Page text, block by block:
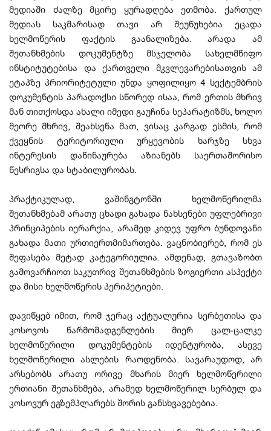
მედიაში ძალზე მცირე ყურადღება ეთმობა. ქართულ
მედიას საკმარისად თავი არ შეუწუხებია ეცადა
ხელმოწერის ფაქტის გაანალიზება. არადა ამ
შეთანხმების დოკუმენტზე მსჯელობა სახელმწიფო
ინსტიტუტებისა და ქართველი მკვლევარებისათვის ამ
ეტაპზე პრიორიტეტული უნდა ყოფილიყო 4 სექტემბრის
დოკუმენტის პარადოქსი სწორედ ისაა, რომ ერთის მხრივ
მან თითქოსდა ახალი იმედი გაუჩინა სეპარატიზმს, ხოლო
მეორე მხრივ, შეახსენა მათ, ვისაც კარგად ესმის, რომ
ქვეყნის ტერიტორიული ურყევობის ხარჯზე სხვა
ინტერესის დაწინაურება აზიანებს საერთაშორისო
წესრიგსა და სტაბილურობას.
პრაქტიკულად, ვაშინგტონში ხელმოწერილმა
შეთანხმებამ არათუ ცხადი გახადა ნახსენები უფლებრივი
პრინციპების იერარქია, არამედ კიდევ უფრო ბუნდოვანი
გახადა მათი ურთიერთმიმართება. ვაცნობიერებ, რომ ეს
შეფასება მეტად კატეგორიულია. ამდენად, გთავაზობთ
გამოვარჩიოთ საკუთრივ შეთანხმების ზოგიერთი ასპექტი
და მისი ხელმოწერის პერიპეტიები.
დავიწყებ იმით, რომ ჯერაც აქტუალურია სერბეთისა და
კოსოვოს წარმომადგენლების მიერ ცალ-ცალკე
ხელმოწერილი დოკუმენტების იდენტურობა, ასევე
ხელმოწერილი ასლების რაოდენობა. სავარაუდოდ, არ
არსებობს არათუ ორივე მხარის მიერ ხელმოწერილი
ერთიანი შეთანხმება, არამედ ხელმოწერილ სერბულ და
კოსოვურ ეგზემპლარებს შორის განსხვავებებია.